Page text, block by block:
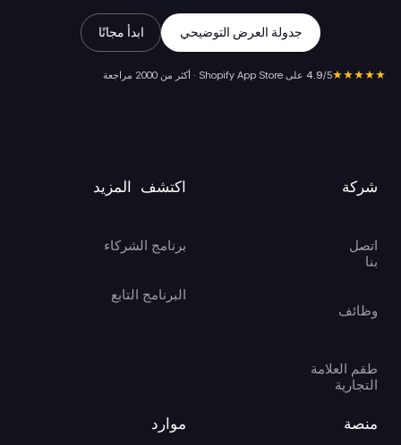
جدولة العرض التوضيحي ابدأ مجانًا
★★★★★
4.9/5 على Shopify App Store · أكثر من 2000 مراجعة
شركة
اتصل
بنا
وظائف
طقم العلامة
التجارية
موارد
اكتشف المزيد
برنامج الشركاء
البرنامج التابع
منصة